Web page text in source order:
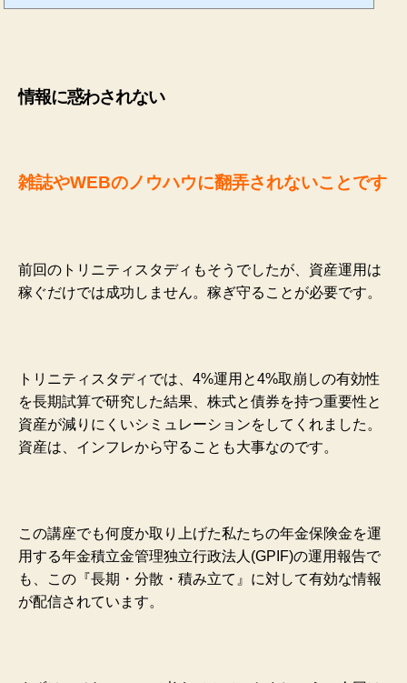
情報に惑わされない
雑誌やWEBのノウハウに翻弄されないことです
前回のトリニティスタディもそうでしたが、資産運用は
稼ぐだけでは成功しません。稼ぎ守ることが必要です。
トリニティスタディでは、4%運用と4%取崩しの有効性
を長期試算で研究した結果、株式と債券を持つ重要性と
資産が減りにくいシミュレーションをしてくれました。
資産は、インフレから守ることも大事なのです。
この講座でも何度か取り上げた私たちの年金保険金を運
用する年金積立金管理独立行政法人(GPIF)の運用報告で
も、この『長期・分散・積み立て』に対して有効な情報
が配信されています。